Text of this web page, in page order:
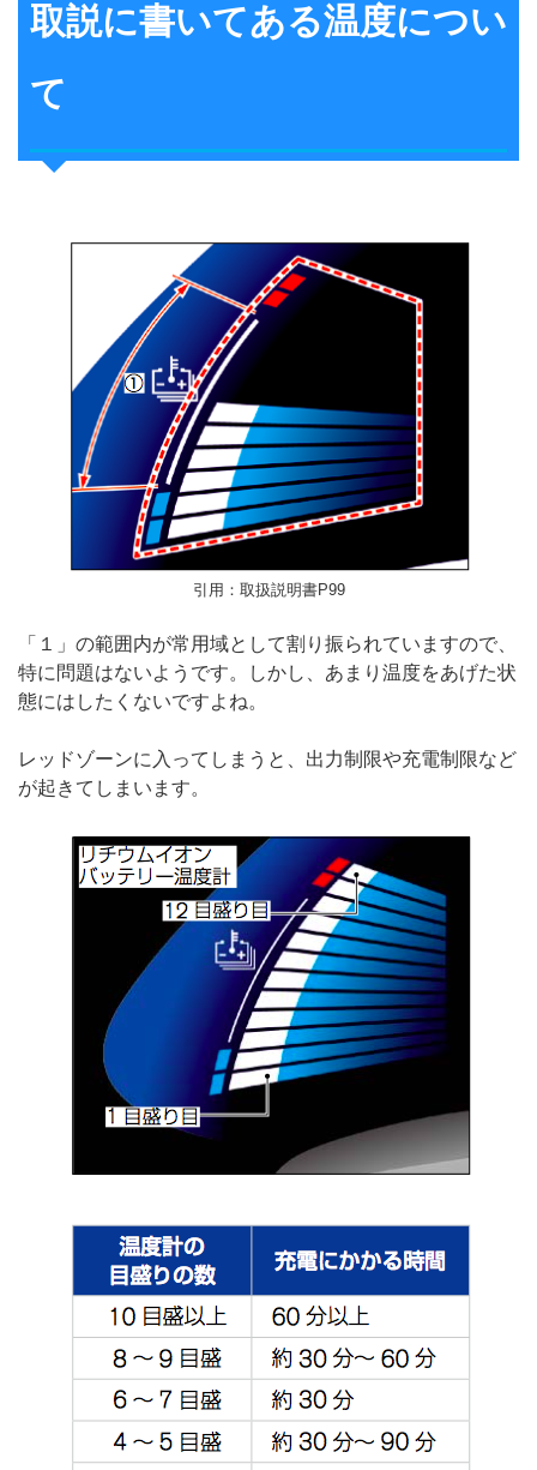
取説に書いてある温度につい
て
引用：取扱説明書P99
「１」の範囲内が常用域として割り振られていますので、
特に問題はないようです。しかし、あまり温度をあげた状
態にはしたくないですよね。
レッドゾーンに入ってしまうと、出力制限や充電制限など
が起きてしまいます。